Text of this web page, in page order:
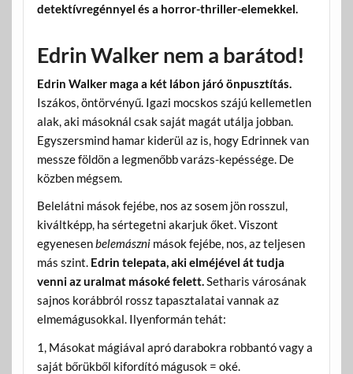
detektívregénnyel és a horror-thriller-elemekkel.
Edrin Walker nem a barátod!
Edrin Walker maga a két lábon járó önpusztítás.
Iszákos, öntörvényű. Igazi mocskos szájú kellemetlen
alak, aki másoknál csak saját magát utálja jobban.
Egyszersmind hamar kiderül az is, hogy Edrinnek van
messze földön a legmenőbb varázs-kepéssége. De
közben mégsem.
Belelátni mások fejébe, nos az sosem jön rosszul,
kiváltképp, ha sértegetni akarjuk őket. Viszont
egyenesenbelemásznimások fejébe, nos, az teljesen
más szint. Edrin telepata, aki elméjével át tudja
venni az uralmat másoké felett.Setharis városának
sajnos korábbról rossz tapasztalatai vannak az
elmemágusokkal. Ilyenformán tehát:
1, Másokat mágiával apró darabokra robbantó vagy a
saját bőrükből kifordító mágusok = oké.